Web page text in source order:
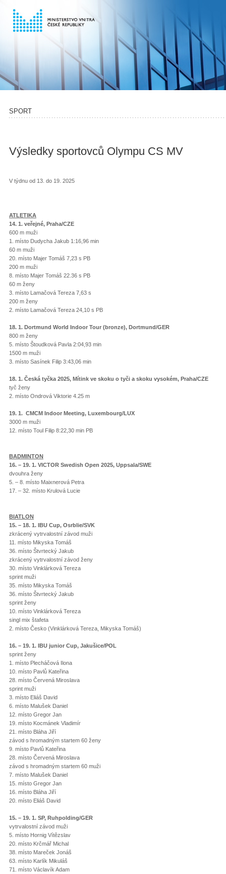
SPORT
Výsledky sportovců Olympu CS MV
V týdnu od 13. do 19. 2025
ATLETIKA
14. 1. veřejné, Praha/CZE
600 m muži
1. místo Dudycha Jakub 1:16,96 min
60 m muži
20. místo Majer Tomáš 7,23 s PB
200 m muži
8. místo Majer Tomáš 22.36 s PB
60 m ženy
3. místo Lamačová Tereza 7,63 s
200 m ženy
2. místo Lamačová Tereza 24,10 s PB
18. 1. Dortmund World Indoor Tour (bronze), Dortmund/GER
800 m ženy
5. místo Štoudková Pavla 2:04,93 min
1500 m muži
3. místo Sasínek Filip 3:43,06 min
18. 1. Česká tyčka 2025, Mítink ve skoku o tyči a skoku vysokém, Praha/CZE
tyč ženy
2. místo Ondrová Viktorie 4.25 m
19. 1. CMCM Indoor Meeting, Luxembourg/LUX
3000 m muži
12. místo Toul Filip 8:22,30 min PB
BADMINTON
16. – 19. 1. VICTOR Swedish Open 2025, Uppsala/SWE
dvouhra ženy
5. – 8. místo Maixnerová Petra
17. – 32. místo Krulová Lucie
BIATLON
15. – 18. 1. IBU Cup, Osrblie/SVK
zkrácený vytrvalostní závod muži
11. místo Mikyska Tomáš
36. místo Štvrtecký Jakub
zkrácený vytrvalostní závod ženy
30. místo Vinklárková Tereza
sprint muži
35. místo Mikyska Tomáš
36. místo Štvrtecký Jakub
sprint ženy
10. místo Vinklárková Tereza
singl mix štafeta
2. místo Česko (Vinklárková Tereza, Mikyska Tomáš)
16. – 19. 1. IBU junior Cup, Jakušice/POL
sprint ženy
1. místo Plecháčová Ilona
10. místo Pavlů Kateřina
28. místo Červená Miroslava
sprint muži
3. místo Eliáš David
6. místo Malušek Daniel
12. místo Gregor Jan
19. místo Kocmánek Vladimír
21. místo Bláha Jiří
závod s hromadným startem 60 ženy
9. místo Pavlů Kateřina
28. místo Červená Miroslava
závod s hromadným startem 60 muži
7. místo Malušek Daniel
15. místo Gregor Jan
16. místo Bláha Jiří
20. místo Eliáš David
15. – 19. 1. SP, Ruhpolding/GER
vytrvalostní závod muži
5. místo Hornig Vítězslav
20. místo Krčmář Michal
38. místo Mareček Jonáš
63. místo Karlík Mikuláš
71. místo Václavík Adam